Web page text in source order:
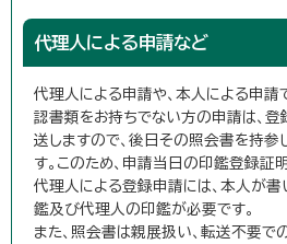
代理人による申請など
代理人による申請や、本人による申請
認書類をお持ちでない方の申請は、
送しますので、後日その照会書を持参
す。このため、申請当日の印鑑登録証
代理人による登録申請には、本人が書
鑑及び代理人の印鑑が必要です。
また、照会書は親展扱い、転送不要で